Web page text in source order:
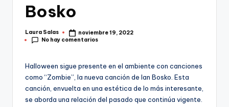
Bosko
Publicado
por
Laura Salas
noviembre 19, 2022
No hay comentarios
Halloween sigue presente en el ambiente con canciones
como “Zombie”, la nueva canción de Ian Bosko. Esta
canción, envuelta en una estética de lo más interesante,
se aborda una relación del pasado que continúa vigente.